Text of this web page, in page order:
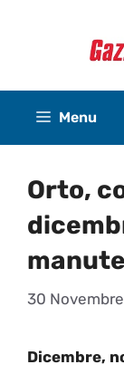
Menu
Orto,
30
Dicembre,